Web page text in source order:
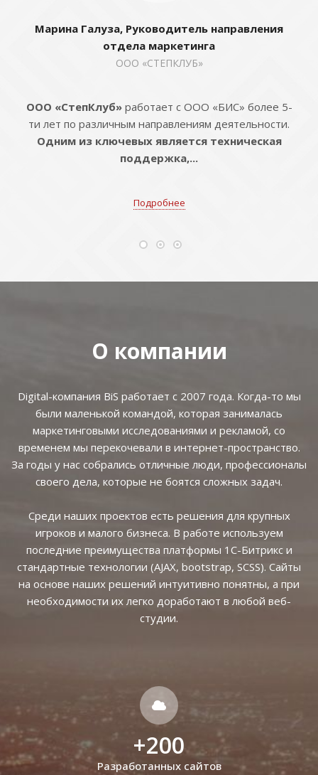
Марина Галуза, Руководитель направления
отдела маркетинга
ООО «СТЕПКЛУБ»
ООО «СтепКлуб»работает с ООО «БИС» более 5-
ти лет по различным направлениям деятельности.
Одним из ключевых является техническая
поддержка,...
Подробнее
О компании
Digital-компания BiS работает с 2007 года. Когда-то мы
были маленькой командой, которая занималась
маркетинговыми исследованиями и рекламой, со
временем мы перекочевали в интернет-пространство.
За годы у нас собрались отличные люди, профессионалы
своего дела, которые не боятся сложных задач.
Среди наших проектов есть решения для крупных
игроков и малого бизнеса. В работе используем
последние преимущества платформы 1С-Битрикс и
стандартные технологии (AJAX, bootstrap, SCSS). Сайты
на основе наших решений интуитивно понятны, а при
необходимости их легко доработают в любой веб-
студии.
+200
Разработанных сайтов